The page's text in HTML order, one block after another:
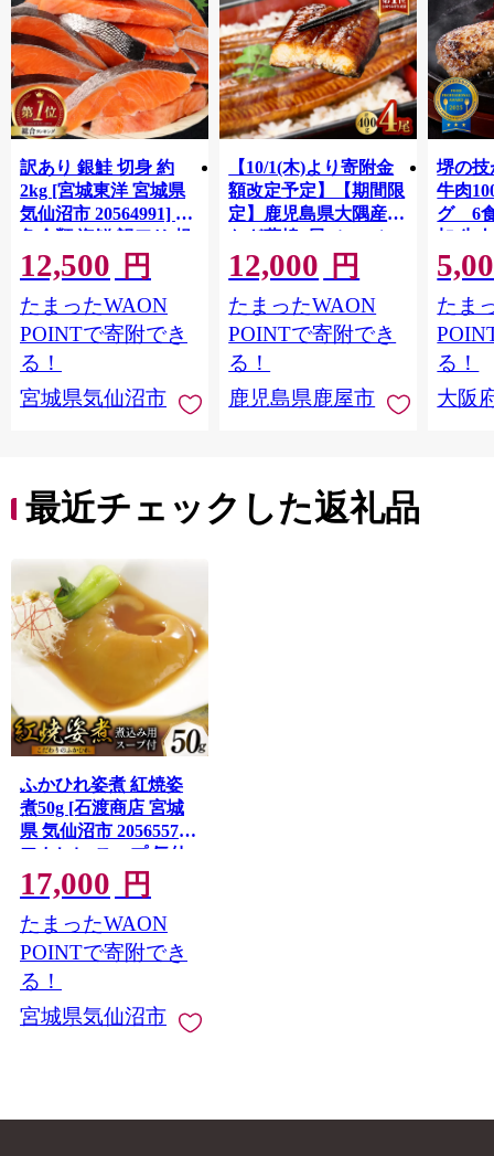
訳あり 銀鮭 切身 約
2kg [宮城東洋 宮城県
気仙沼市 20564991] 鮭
魚介類 海鮮 訳アリ 規
格外 不揃い さけ サケ
鮭切身 シャケ 切り身
冷凍 家庭用 おかず 弁
当 支援 サーモン 銀鮭
切り身 魚 わけあり
12,500 円
たまったWAON
POINTで寄附でき
る！
宮城県気仙沼市
【10/1(木)より寄附金
額改定予定】【期間限
定】鹿児島県大隅産う
なぎ蒲焼4尾（400g）
12,000 円
たまったWAON
POINTで寄附でき
る！
鹿児島県鹿屋市
堺の技
牛肉
グ 6
加 牛
ット 6
メ 温
菜 簡
すめ
取り
料 ふ
堺市】
たま
る！
大阪
最近チェックした返礼品
ふかひれ姿煮 紅焼姿
煮50g [石渡商店 宮城
県 気仙沼市 20565574]
フカヒレ スープ 気仙
沼 ふかひれ スープ ふ
かひれスープ 鱶鰭 レ
トルト 中華 豪華
17,000 円
たまったWAON
POINTで寄附でき
る！
宮城県気仙沼市